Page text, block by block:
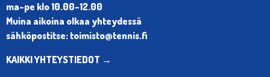
ma-pe klo 10.00-12.00
Muina aikoina olkaa yhteydessä
sähköpostitse: toimisto@tennis.fi
KAIKKI YHTEYSTIEDOT →